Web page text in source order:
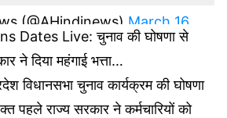
(@AHindinews) March 16,
Dates Live: चुनाव की घोषणा से
ने दिया महंगाई भत्ता…
विधानसभा चुनाव कार्यक्रम की घोषणा
राज्य सरकार ने कर्मचारियों को